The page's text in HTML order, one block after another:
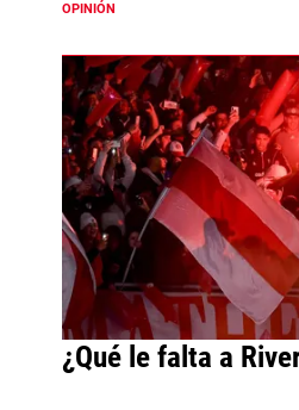
OPINIÓN
¿Qué le falta a